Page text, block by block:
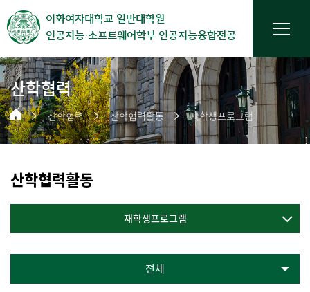
이화여자대학교 일반대학원
인공지능·소프트웨어학부 인공지능융합전공
산학협력
산학협력 산학협력활동 재학생프로그램
산학협력활동
재학생프로그램
전체